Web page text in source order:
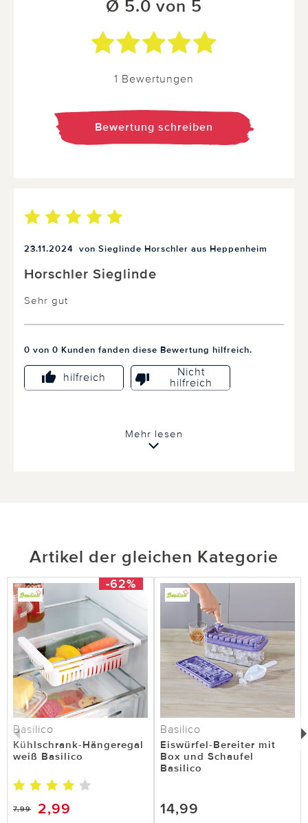
Ø 5.0 von 5
1 Bewertungen
Bewertung schreiben
23.11.2024 von Sieglinde Horschler aus Heppenheim
Horschler Sieglinde
Sehr gut
0 von 0 Kunden fanden diese Bewertung hilfreich.
hilfreich
Nicht
hilfreich
Mehr lesen
Artikel der gleichen Kategorie
-62%
Basilico
Kühlschrank-Hängeregal
weiß Basilico
7,99 2,99
Basilico
Eiswürfel-Bereiter mit
Box und Schaufel
Basilico
14,99